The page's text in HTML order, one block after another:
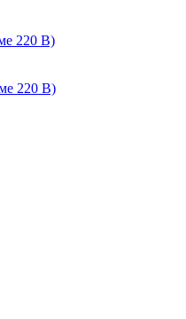
220 В)
220 В)